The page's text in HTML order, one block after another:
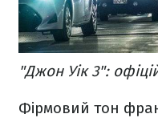
"Джон Уік 3":
Фірмовий тон